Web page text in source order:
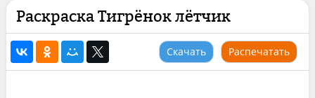
Раскраска Тигрёнок лётчик
Скачать Распечатать